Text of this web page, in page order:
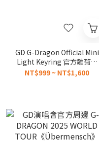
GD G-Dragon Official Mini
Light Keyring 官方雛菊小
手燈鑰匙圈
NT$999 ~ NT$1,600